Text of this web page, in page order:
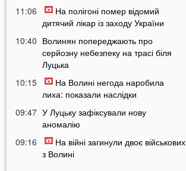
11:06
На полігоні помер відомий
дитячий лікар із заходу України
10:40 Волинян попереджають про
серйозну небезпеку на трасі біля
Луцька
10:15
На Волині негода наробила
лиха: показали наслідки
09:47 У Луцьку зафіксували нову
аномалію
09:16
На війні загинули двоє військових
з Волині